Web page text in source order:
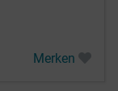
Merken